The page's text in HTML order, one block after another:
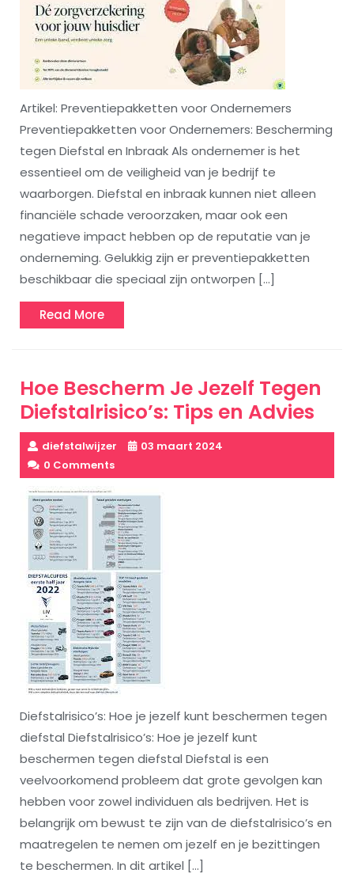
Artikel: Preventiepakketten voor Ondernemers
Preventiepakketten voor Ondernemers: Bescherming
tegen Diefstal en Inbraak Als ondernemer is het
essentieel om de veiligheid van je bedrijf te
waarborgen. Diefstal en inbraak kunnen niet alleen
financiële schade veroorzaken, maar ook een
negatieve impact hebben op de reputatie van je
onderneming. Gelukkig zijn er preventiepakketten
beschikbaar die speciaal zijn ontworpen […]
Read MoreRead
More
Hoe Bescherm Je Jezelf Tegen
Diefstalrisico’s: Tips en Advies
diefstalwijzer
03 maart 2024
0 Comments
Diefstalrisico’s: Hoe je jezelf kunt beschermen tegen
diefstal Diefstalrisico’s: Hoe je jezelf kunt
beschermen tegen diefstal Diefstal is een
veelvoorkomend probleem dat grote gevolgen kan
hebben voor zowel individuen als bedrijven. Het is
belangrijk om bewust te zijn van de diefstalrisico’s en
maatregelen te nemen om jezelf en je bezittingen
te beschermen. In dit artikel […]